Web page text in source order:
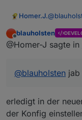
Homer.J.@
Offline
blauholsten
@Homer-J sagte in
@blauholsten jab
erledigt in der
der Konfig